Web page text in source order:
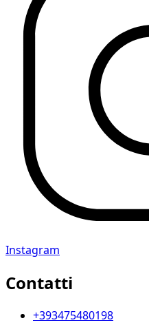
Instagram
Contatti
+393475480198